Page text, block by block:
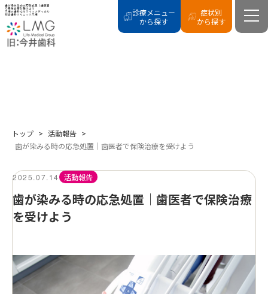
歯が染みる時の応急処置｜歯医者
で保険治療を受けよう
八潮の歯科ならライフメディカル
総合歯科クリニック八潮
診療メニュー
から探す
症状別
から探す
トップ > 活動報告 >
歯が染みる時の応急処置｜歯医者で保険治療を受けよう
2025.07.14 活動報告
歯が染みる時の応急処置｜歯医者で保険治療
を受けよう